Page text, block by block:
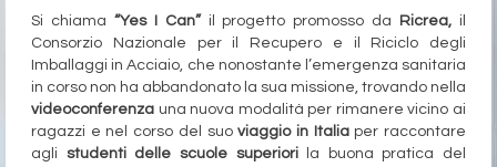
Si chiama “Yes I Can”il progetto promosso da Ricrea, il
Consorzio Nazionale per il Recupero e il Riciclo degli
Imballaggi in Acciaio, che nonostante l’emergenza sanitaria
in corso non ha abbandonato la sua missione, trovando nella
videoconferenza una nuova modalità per rimanere vicino ai
ragazzi e nel corso del suoviaggio in Italiaper raccontare
agli studenti delle scuole superiorila buona pratica del